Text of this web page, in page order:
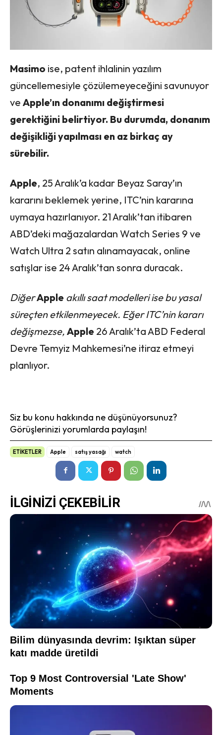
Masimo ise, patent ihlalinin yazılım
güncellemesiyle çözülemeyeceğini savunuyor
ve Apple’ın donanımı değiştirmesi
gerektiğini belirtiyor. Bu durumda, donanım
değişikliği yapılması en az birkaç ay
sürebilir.
Apple, 25 Aralık’a kadar Beyaz Saray’ın
kararını beklemek yerine, ITC’nin kararına
uymaya hazırlanıyor. 21 Aralık’tan itibaren
ABD’deki mağazalardan Watch Series 9 ve
Watch Ultra 2 satın alınamayacak, online
satışlar ise 24 Aralık’tan sonra duracak.
DiğerApple akıllı saat modelleri ise bu yasal
süreçten etkilenmeyecek. Eğer ITC’nin kararı
değişmezse, Apple 26 Aralık’ta ABD Federal
Devre Temyiz Mahkemesi’ne itiraz etmeyi
planlıyor.
Siz bu konu hakkında ne düşünüyorsunuz?
Görüşlerinizi yorumlarda paylaşın!
ETİKETLER Apple satış yasağı watch